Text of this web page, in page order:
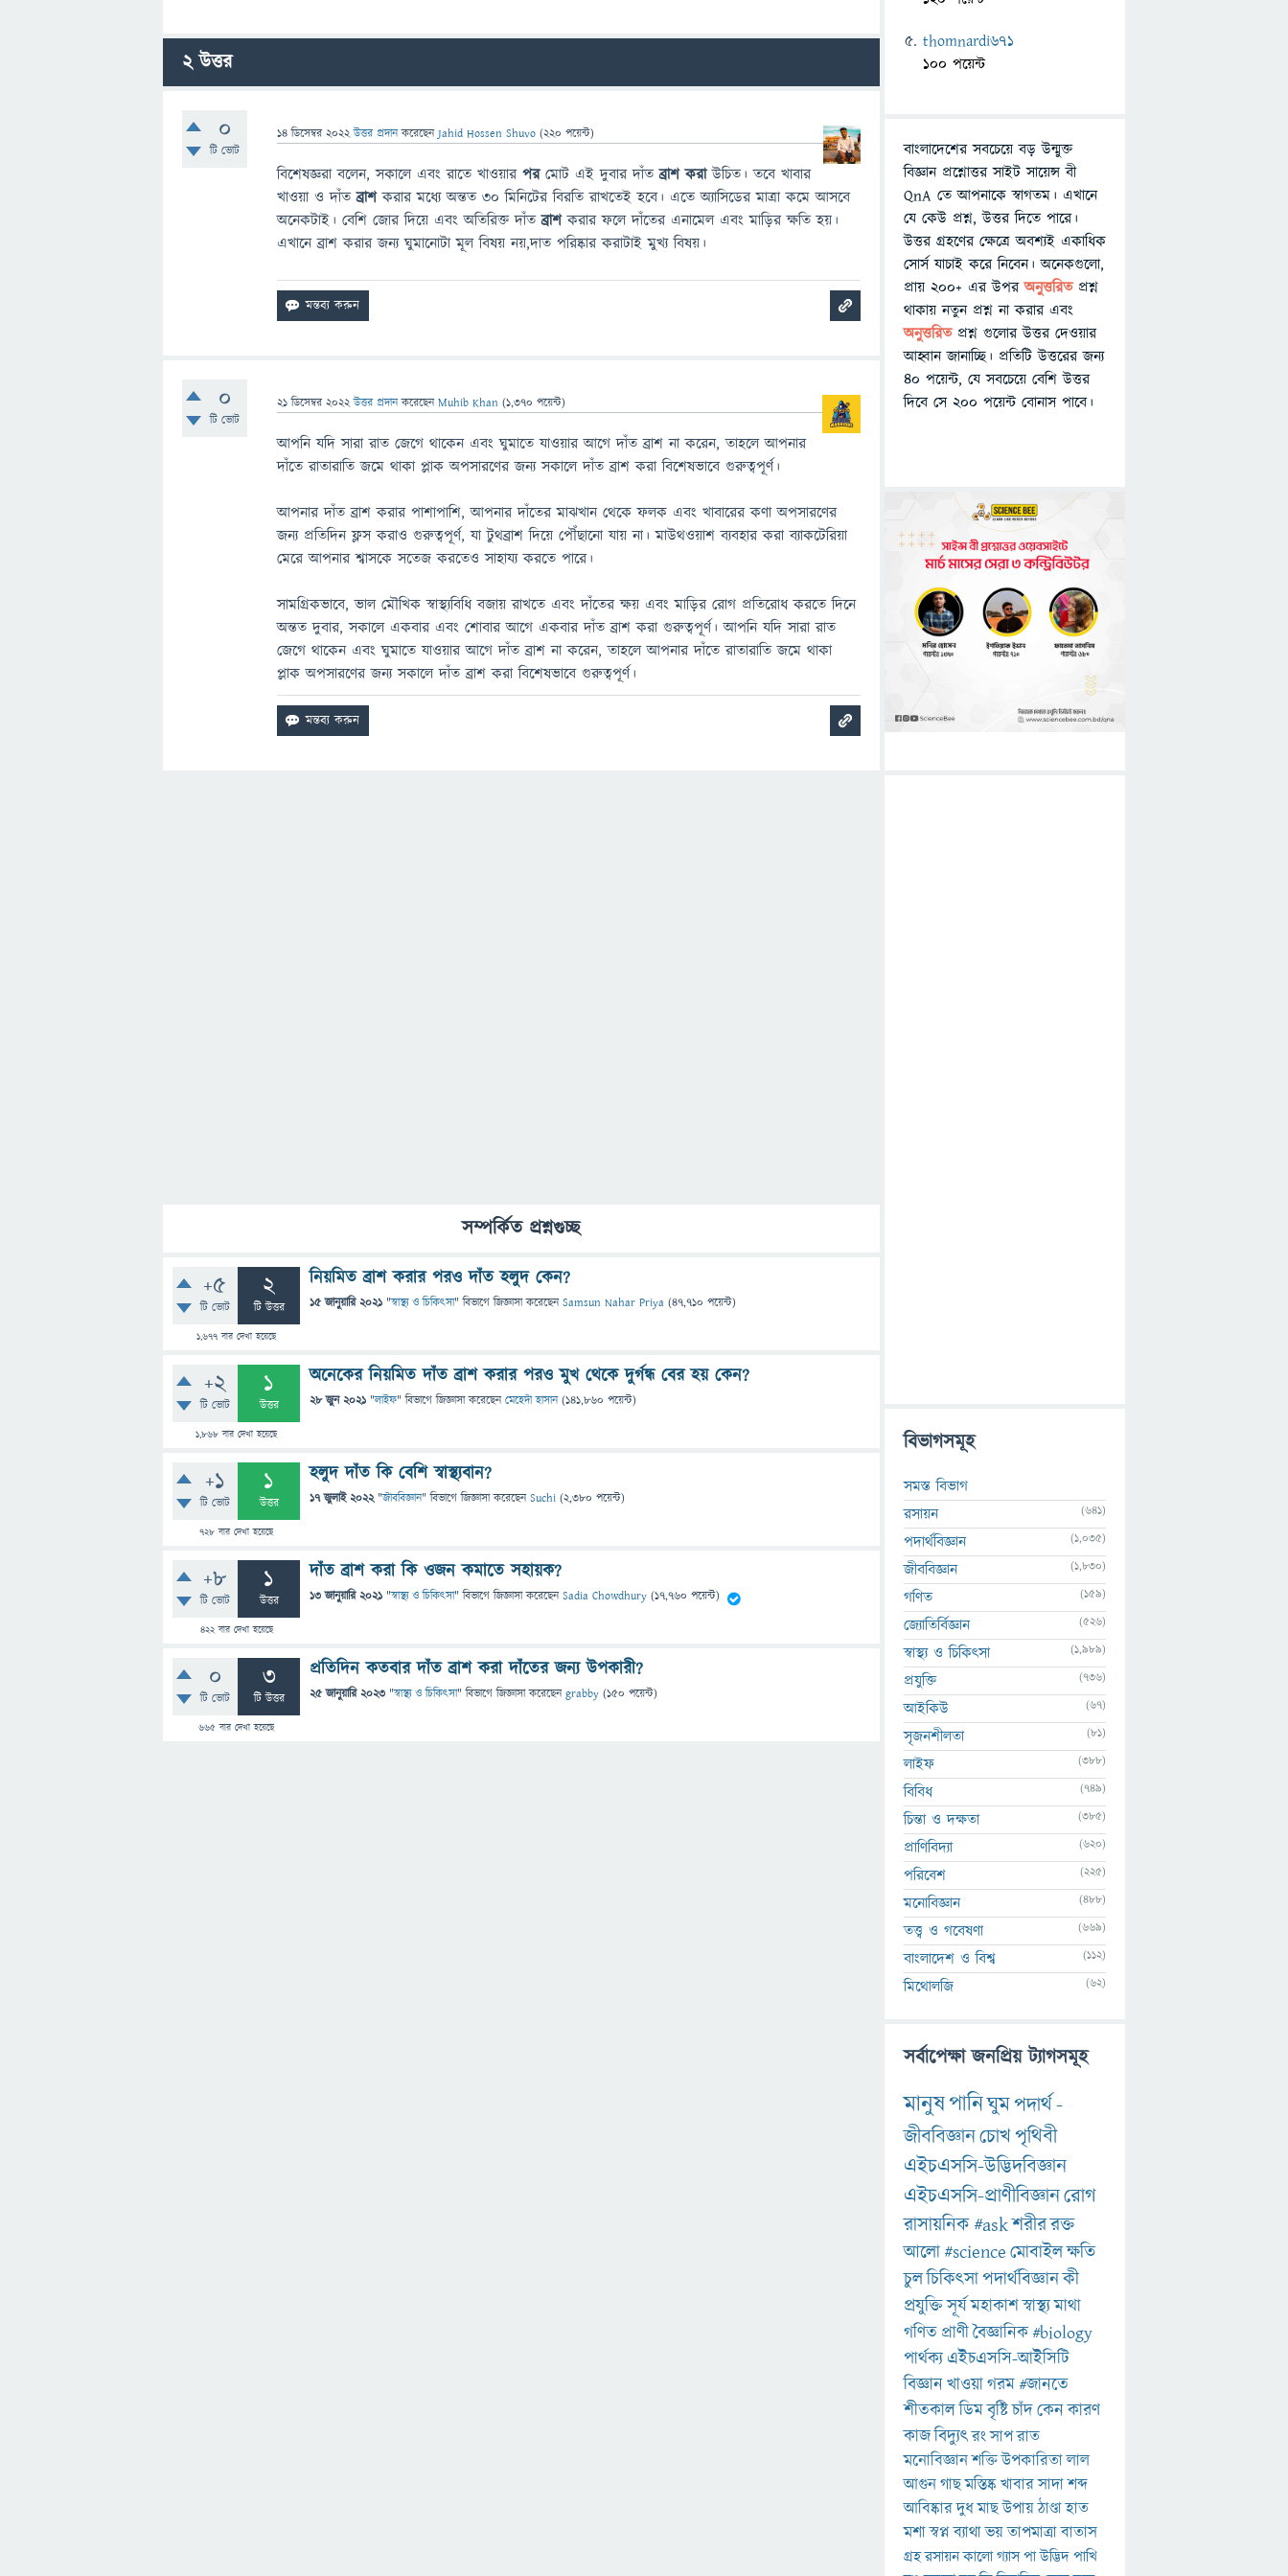
2উত্তর
0
টি ভোট
14 ডিসেম্বর 2022 উত্তর প্রদান করেছেনJahid Hossen Shuvo (220 পয়েন্ট)
বিশেষজ্ঞরা বলেন, সকালে এবং রাতে খাওয়ারপরমোট এই দুবার দাঁতব্রাশ করাউচিত। তবে খাবার
খাওয়া ও দাঁতব্রাশকরার মধ্যে অন্তত ৩০ মিনিটের বিরতি রাখতেই হবে। এতে অ্যাসিডের মাত্রা কমে আসবে
অনেকটাই। বেশি জোর দিয়ে এবং অতিরিক্ত দাঁতব্রাশকরার ফলে দাঁতের এনামেল এবং মাড়ির ক্ষতি হয়।
এখানে ব্রাশ করার জন্য ঘুমানোটা মূল বিষয় নয়,দাত পরিষ্কার করাটাই মুখ্য বিষয়।
0
টি ভোট
21 ডিসেম্বর 2022 উত্তর প্রদান করেছেনMuhib Khan (1,370 পয়েন্ট)
আপনি যদি সারা রাত জেগে থাকেন এবং ঘুমাতে যাওয়ার আগে দাঁত ব্রাশ না করেন, তাহলে আপনার
দাঁতে রাতারাতি জমে থাকা প্লাক অপসারণের জন্য সকালে দাঁত ব্রাশ করা বিশেষভাবে গুরুত্বপূর্ণ।
আপনার দাঁত ব্রাশ করার পাশাপাশি, আপনার দাঁতের মাঝখান থেকে ফলক এবং খাবারের কণা অপসারণের
জন্য প্রতিদিন ফ্লস করাও গুরুত্বপূর্ণ, যা টুথব্রাশ দিয়ে পৌঁছানো যায় না। মাউথওয়াশ ব্যবহার করা ব্যাকটেরিয়া
মেরে আপনার শ্বাসকে সতেজ করতেও সাহায্য করতে পারে।
সামগ্রিকভাবে, ভাল মৌখিক স্বাস্থ্যবিধি বজায় রাখতে এবং দাঁতের ক্ষয় এবং মাড়ির রোগ প্রতিরোধ করতে দিনে
অন্তত দুবার, সকালে একবার এবং শোবার আগে একবার দাঁত ব্রাশ করা গুরুত্বপূর্ণ। আপনি যদি সারা রাত
জেগে থাকেন এবং ঘুমাতে যাওয়ার আগে দাঁত ব্রাশ না করেন, তাহলে আপনার দাঁতে রাতারাতি জমে থাকা
প্লাক অপসারণের জন্য সকালে দাঁত ব্রাশ করা বিশেষভাবে গুরুত্বপূর্ণ।
সম্পর্কিত প্রশ্নগুচ্ছ
+5
টি ভোট
2
টি উত্তর
1,677 বার দেখা হয়েছে
নিয়মিত ব্রাশ করার পরও দাঁত হলুদ কেন?
15 জানুয়ারি 2021 "স্বাস্থ্য ও চিকিৎসা" বিভাগে জিজ্ঞাসাকরেছেনSamsun Nahar Priya (47,710 পয়েন্ট)
+2
টি ভোট
1
উত্তর
1,868 বার দেখা হয়েছে
অনেকের নিয়মিত দাঁত ব্রাশ করার পরও মুখ থেকে দুর্গন্ধ বের হয় কেন?
28 জুন 2021 "লাইফ" বিভাগে জিজ্ঞাসাকরেছেনমেহেদী হাসান (141,860 পয়েন্ট)
+1
টি ভোট
1
উত্তর
728 বার দেখা হয়েছে
হলুদ দাঁত কি বেশি স্বাস্থ্যবান?
17 জুলাই 2022 "জীববিজ্ঞান" বিভাগে জিজ্ঞাসাকরেছেনSuchi (2,380 পয়েন্ট)
+8
টি ভোট
1
উত্তর
422বার দেখা হয়েছে
দাঁত ব্রাশ করা কি ওজন কমাতে সহায়ক?
13 জানুয়ারি 2021 "স্বাস্থ্য ও চিকিৎসা" বিভাগে জিজ্ঞাসাকরেছেনSadia Chowdhury (17,760 পয়েন্ট)
0
টি ভোট
3
টি উত্তর
665 বার দেখা হয়েছে
প্রতিদিন কতবার দাঁত ব্রাশ করা দাঁতের জন্য উপকারী?
25 জানুয়ারি 2023 "স্বাস্থ্য ও চিকিৎসা" বিভাগে জিজ্ঞাসাকরেছেনgrabby (150 পয়েন্ট)
thomnardi671
100 পয়েন্ট
বাংলাদেশের সবচেয়ে বড় উন্মুক্ত
বিজ্ঞান প্রশ্নোত্তর সাইট সায়েন্স বী
QnA তে আপনাকে স্বাগতম। এখানে
যে কেউ প্রশ্ন, উত্তর দিতে পারে।
উত্তর গ্রহণের ক্ষেত্রে অবশ্যই একাধিক
সোর্স যাচাই করে নিবেন। অনেকগুলো,
প্রায় ২০০+ এর উপরঅনুত্তরিতপ্রশ্ন
থাকায় নতুন প্রশ্ন না করার এবং
অনুত্তরিত প্রশ্ন গুলোর উত্তর দেওয়ার
আহ্বান জানাচ্ছি। প্রতিটি উত্তরের জন্য
৪০ পয়েন্ট, যে সবচেয়ে বেশি উত্তর
দিবে সে ২০০ পয়েন্ট বোনাস পাবে।
বিভাগসমূহ
সমস্ত বিভাগ
রসায়ন
(641)
পদার্থবিজ্ঞান (1,035)
জীববিজ্ঞান (1,830)
গণিত (159)
জ্যোতির্বিজ্ঞান (526)
স্বাস্থ্য ও চিকিৎসা (1,989)
প্রযুক্তি (736)
আইকিউ (67)
সৃজনশীলতা (81)
লাইফ (388)
বিবিধ (749)
চিন্তা ও দক্ষতা (385)
প্রাণিবিদ্যা (620)
পরিবেশ (225)
মনোবিজ্ঞান (488)
তত্ত্ব ও গবেষণা (669)
বাংলাদেশ ও বিশ্ব (112)
মিথোলজি (62)
সর্বাপেক্ষা জনপ্রিয় ট্যাগসমূহ
মানুষপানিঘুমপদার্থ-
জীববিজ্ঞানচোখপৃথিবী
এইচএসসি-উদ্ভিদবিজ্ঞান
এইচএসসি-প্রাণীবিজ্ঞানরোগ
রাসায়নিক#askশরীররক্ত
আলো#scienceমোবাইলক্ষতি
চুলচিকিৎসাপদার্থবিজ্ঞানকী
প্রযুক্তিসূর্যমহাকাশস্বাস্থ্যমাথা
গণিত প্রাণীবৈজ্ঞানিক#biology
পার্থক্য এইচএসসি-আইসিটি
বিজ্ঞানখাওয়াগরম#জানতে
শীতকালডিমবৃষ্টিচাঁদকেনকারণ
কাজবিদ্যুৎরংসাপরাত
মনোবিজ্ঞানশক্তিউপকারিতালাল
আগুনগাছমস্তিষ্কখাবারসাদাশব্দ
আবিষ্কারদুধমাছউপায়ঠাণ্ডাহাত
মশাস্বপ্নব্যাথাভয়তাপমাত্রাবাতাস
গ্রহরসায়নকালোগ্যাসপাউদ্ভিদপাখি